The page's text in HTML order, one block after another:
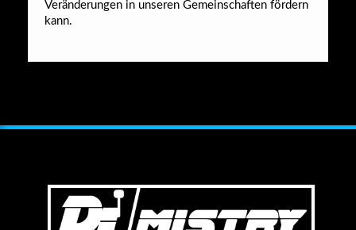
Veränderungen in unseren Gemeinschaften fördern
kann.